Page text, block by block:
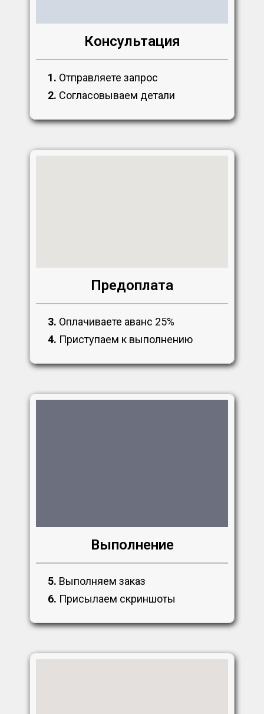
Консультация
1. Отправляете запрос
2. Согласовываем детали
Предоплата
3. Оплачиваете аванс 25%
4. Приступаем к выполнению
Выполнение
5. Выполняем заказ
6. Присылаем скриншоты